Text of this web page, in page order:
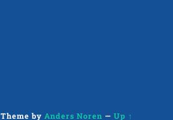
Theme by Anders Noren — Up ↑